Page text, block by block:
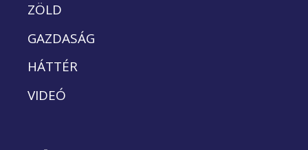
ZÖLD
GAZDASÁG
HÁTTÉR
VIDEÓ